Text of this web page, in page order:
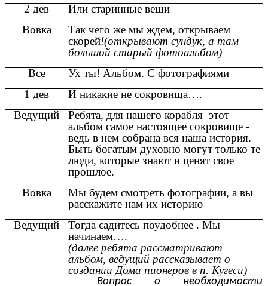
2 дев
Или старинные вещи
Вовка
Так чего же мы ждем, открываем
скорей!(открывают сундук, а там
большой старый фотоальбом)
Все
Ух ты! Альбом. С фотографиями
1 дев
И никакие не сокровища….
Ведущий
Ребята, для нашего корабля этот
альбом самое настоящее сокровище -
ведь в нем собрана вся наша история.
Быть богатым духовно могут только те
люди, которые знают и ценят свое
прошлое.
Вовка
Мы будем смотреть фотографии, а вы
расскажите нам их историю
Ведущий
Тогда садитесь поудобнее . Мы
начинаем….
(далее ребята рассматривают
альбом, ведущий рассказывает о
создании Дома пионеров в п. Кугеси)
Вопрос о необходимости